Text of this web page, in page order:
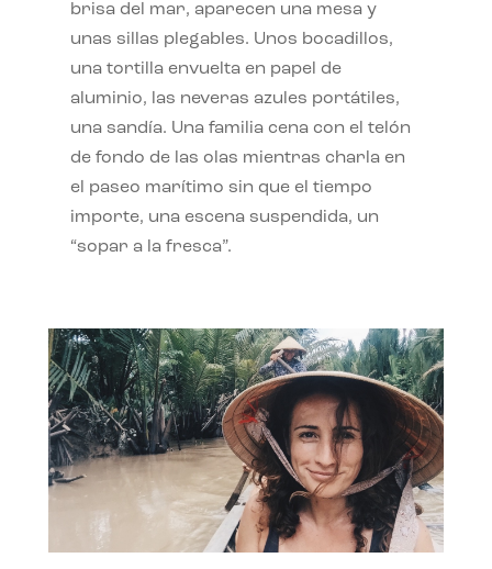
brisa del mar, aparecen una mesa y
unas sillas plegables. Unos bocadillos,
una tortilla envuelta en papel de
aluminio, las neveras azules portátiles,
una sandía. Una familia cena con el telón
de fondo de las olas mientras charla en
el paseo marítimo sin que el tiempo
importe, una escena suspendida, un
“sopar a la fresca”.